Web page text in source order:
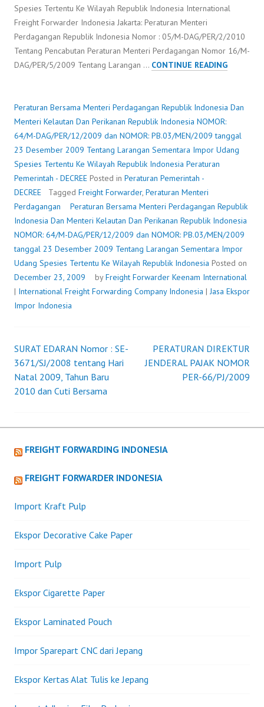
Spesies Tertentu Ke Wilayah Republik Indonesia International
Freight Forwarder Indonesia Jakarta: Peraturan Menteri
Perdagangan Republik Indonesia Nomor : 05/M-DAG/PER/2/2010
Tentang Pencabutan Peraturan Menteri Perdagangan Nomor 16/M-
DAG/PER/5/2009 Tentang Larangan … CONTINUE READING
DAN
REPUBLIK
NOMOR:
64/M-
DAG/
DAN
23
2009
Peraturan Bersama Menteri Perdagangan Republik Indonesia Dan
Menteri Kelautan Dan Perikanan Republik Indonesia NOMOR:
64/M-DAG/PER/12/2009 dan NOMOR: PB.03/MEN/2009 tanggal
23 Desember 2009 Tentang Larangan Sementara Impor Udang
Spesies Tertentu Ke Wilayah Republik Indonesia Peraturan
Pemerintah - DECREE Posted in Peraturan Pemerintah -
DECREE
Tagged Freight Forwarder, Peraturan Menteri
Perdagangan
Peraturan Bersama Menteri Perdagangan Republik
Indonesia Dan Menteri Kelautan Dan Perikanan Republik Indonesia
NOMOR: 64/M-DAG/PER/12/2009 dan NOMOR: PB.03/MEN/2009
tanggal 23 Desember 2009 Tentang Larangan Sementara Impor
Udang Spesies Tertentu Ke Wilayah Republik Indonesia Posted on
December 23, 2009
byFreight Forwarder Keenam International
| International Freight Forwarding Company Indonesia |Jasa Ekspor
Impor Indonesia
Post
navigation
SURAT EDARAN Nomor : SE-
3671/SJ/2008 tentang Hari
Natal 2009, Tahun Baru
2010 dan Cuti Bersama
PERATURAN DIREKTUR
JENDERAL PAJAK NOMOR
PER-66/PJ/2009
FREIGHT FORWARDING INDONESIA
FREIGHT FORWARDER INDONESIA
Import Kraft Pulp
Ekspor Decorative Cake Paper
Import Pulp
Ekspor Cigarette Paper
Ekspor Laminated Pouch
Impor Sparepart CNC dari Jepang
Ekspor Kertas Alat Tulis ke Jepang